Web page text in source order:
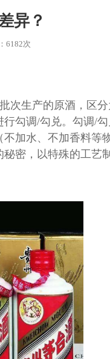
异？
6182次
次生产的原酒，区分
勾调/勾兑。勾调/
加水、不加香料等
密，以特殊的工艺制